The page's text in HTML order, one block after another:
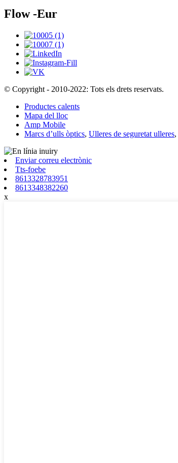
Flow -Eur
© Copyright - 2010-2022: Tots els drets reservats.
Productes calents
Mapa del lloc
Amp Mobile
Marcs d’ulls òptics, Ulleres de seguretat ulleres,
Enviar correu electrònic
Tts-foebe
8613328783951
8613348382260
x